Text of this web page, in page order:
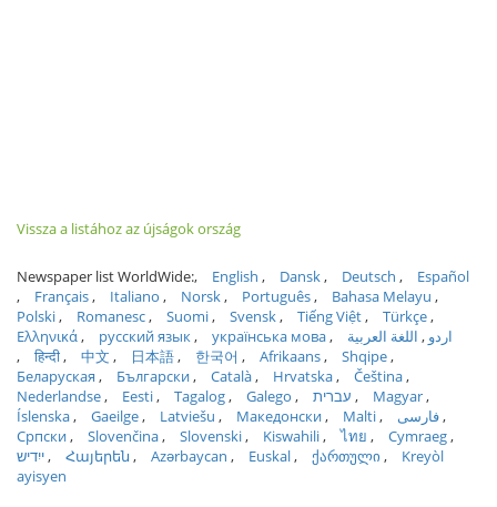
Vissza a listához az újságok ország
Newspaper list WorldWide: English Dansk Deutsch
Español
Français
Italiano Norsk Português
Bahasa Melayu
Polski
Romanesc Suomi Svensk Tiếng Việt
Türkçe
Ελληνικά
русский язык українська мова اردو
اللغة العربية
हिन्दी
中文 日本語 한국어 Afrikaans
Shqipe
Беларуская
Български Català Hrvatska
Čeština
Nederlandse
Eesti Tagalog Galego עברית
Magyar
Íslenska
Gaeilge Latviešu Македонски Malti
فارسی
Српски
Slovenčina Slovenski Kiswahili ไทย
Cymraeg
ייִדיש
Հայերեն Azərbaycan Euskal ქართული
Kreyòl
ayisyen